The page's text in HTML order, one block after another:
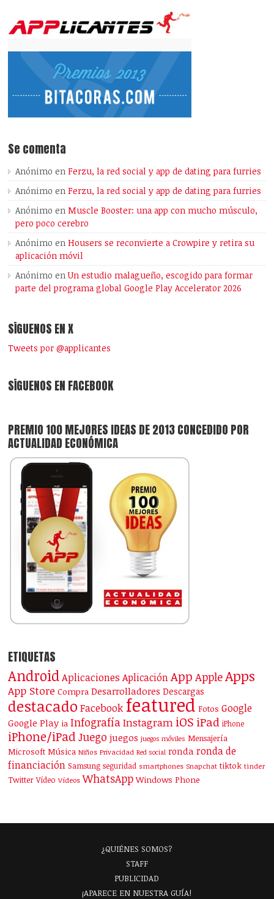
Se comenta
Anónimo enFerzu, la red social y app de dating para furries
Anónimo enFerzu, la red social y app de dating para furries
Anónimo enMuscle Booster: una app con mucho músculo,
pero poco cerebro
Anónimo enHousers se reconvierte a Crowpire y retira su
aplicación móvil
Anónimo enUn estudio malagueño, escogido para formar
parte del programa global Google Play Accelerator 2026
SÍGUENOS EN X
Tweets por @applicantes
SÍGUENOS EN FACEBOOK
PREMIO 100 MEJORES IDEAS DE 2013 CONCEDIDO POR
ACTUALIDAD ECONÓMICA
ETIQUETAS
Android Aplicaciones Aplicación App AppleApps
App Store Compra Desarrolladores Descargas
destacado Facebook featured Fotos Google
Google Play ia InfografíaInstagram iOS iPad iPhone
iPhone/iPad Juego juegos juegos móviles Mensajería
Microsoft Música Niños Privacidad Red social ronda ronda de
financiación Samsung seguridad smartphones Snapchat tiktok tinder
Twitter Vídeo Vídeos WhatsApp Windows Phone
¿QUIÉNES SOMOS?
STAFF
PUBLICIDAD
¡APARECE EN NUESTRA GUÍA!